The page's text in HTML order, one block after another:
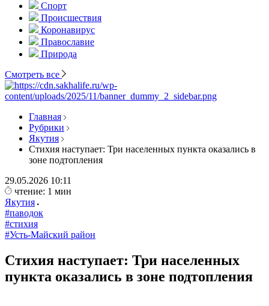
Спорт
Происшествия
Коронавирус
Православие
Природа
Смотреть все
Главная
Рубрики
Якутия
Стихия наступает: Три населенных пункта оказались в
зоне подтопления
29.05.2026 10:11
чтение: 1 мин
Якутия
#паводок
#стихия
#Усть-Майский район
Стихия наступает: Три населенных
пункта оказались в зоне подтопления